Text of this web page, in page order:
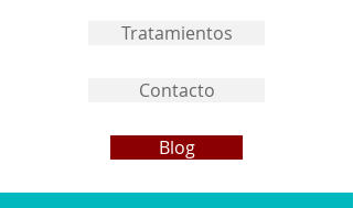
Tratamientos
Contacto
Blog